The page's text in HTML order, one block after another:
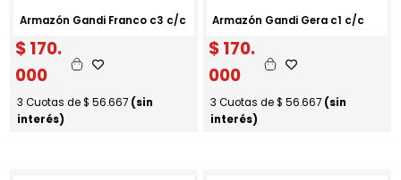
Armazón Gandi Franco c3 c/c
$170.
000
3 Cuotas de $ 56.667 (sin
interés)
Armazón Gandi Gera c1 c/c
$170.
000
3 Cuotas de $ 56.667 (sin
interés)